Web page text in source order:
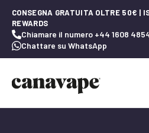
CONSEGNA GRATUITA OLTRE 50€ |
REWARDS
Chiamare il numero +44 1608
Chattare su WhatsApp